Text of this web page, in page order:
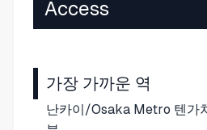
Access
가장 가까운 역
난카이/Osaka Metro 텐가